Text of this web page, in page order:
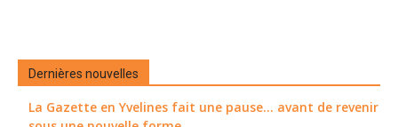
Dernières nouvelles
La Gazette en Yvelines fait une pause... avant de revenir